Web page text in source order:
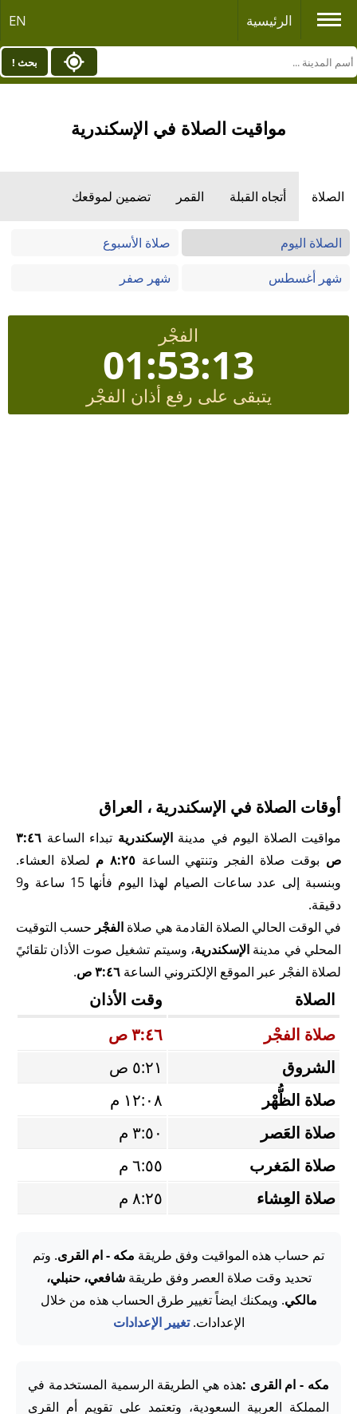
الرئيسية EN
بحث !
مواقيت الصلاة في الإسكندرية
الصلاة أتجاه القبلة القمر تضمين لموقعك
الصلاة اليوم
صلاة الأسبوع
شهر أغسطس
شهر صفر
الفجْر
01:53:13
يتبقى على رفع أذان الفجْر
أوقات الصلاة في الإسكندرية ، العراق
مواقيت الصلاة اليوم في مدينةالإسكندرية تبداء الساعة ٣:٤٦
ص بوقت صلاة الفجر وتنتهي الساعة ٨:٢٥ م
لصلاة العشاء.
وبنسبة إلى عدد ساعات الصيام لهذا اليوم فأنها 15 ساعة و9
دقيقة.
في الوقت الحالي الصلاة القادمة هي صلاة الفجْر حسب التوقيت
المحلي في مدينةالإسكندرية، وسيتم تشغيل صوت الأذان تلقائيً
لصلاة الفجْر عبر الموقع الإلكتروني الساعة ٣:٤٦ ص .
الصلاة
وقت الأذان
صلاة الفجْر
٣:٤٦ ص
الشروق
٥:٢١ ص
صلاة الظُّهْر
١٢:٠٨ م
صلاة العَصر
٣:٥٠ م
صلاة المَغرب
٦:٥٥ م
صلاة العِشاء
٨:٢٥ م
تم حساب هذه المواقيت وفق طريقة مكه - ام القرى. وتم
تحديد وقت صلاة العصر وفق طريقةشافعي، حنبلي،
مالكي. ويمكنك ايضاً تغيير طرق الحساب هذه من خلال
الإعدادات.تغيير الإعدادات
مكه - ام القرى :هذه هي الطريقة الرسمية المستخدمة في
المملكة العربية السعودية، وتعتمد على تقويم أم القرى